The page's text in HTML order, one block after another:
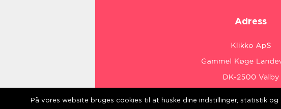
Adress
På vores website bruges cookies til at huske dine indstillinger, statistik